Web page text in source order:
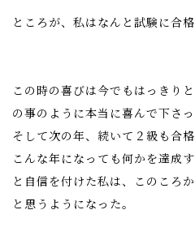
ところが、私はなんと試験に合格
この時の喜びは今でもはっきり
の事のように本当に喜んで下さっ
そして次の年、続いて２級も合格
こんな年になっても何かを達成
と自信を付けた私は、このころ
と思うようになった。